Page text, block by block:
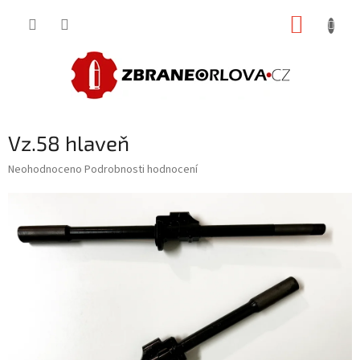
Vz.58 hlaveň
Průměrné
0,0
Neohodnoceno Podrobnosti hodnocení